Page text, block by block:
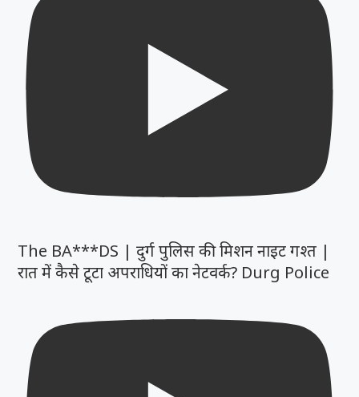
The BA***DS | दुर्ग पुलिस की मिशन नाइट गश्त |
रात में कैसे टूटा अपराधियों का नेटवर्क? Durg Police